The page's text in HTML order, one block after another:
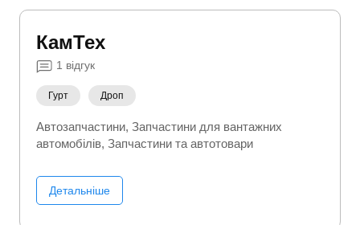
КамТех
1 відгук
Гурт Дроп
Автозапчастини Запчастини для вантажних
автомобілів Запчастини та автотовари
Детальніше